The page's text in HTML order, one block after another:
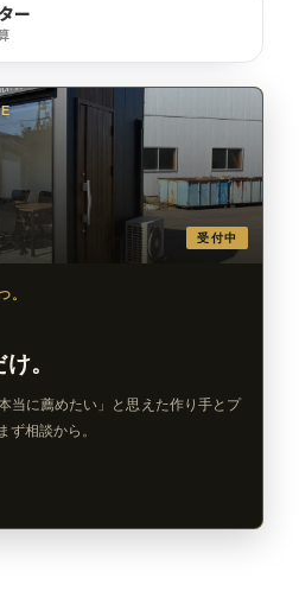
ー
受付中
。
。
当に薦めたい」と思えた作り手とプ
ず相談から。